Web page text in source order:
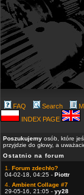
FAQ Search
INDEX PAGE
Poszukujemy osób, które
przyjdzie do głowy, a
Ostatnio na forum
1. Forum zdechło?
04-02-18, 04:25 - Piottr
4. Ambient Collage #7
29-05-16, 21:05 - yy28